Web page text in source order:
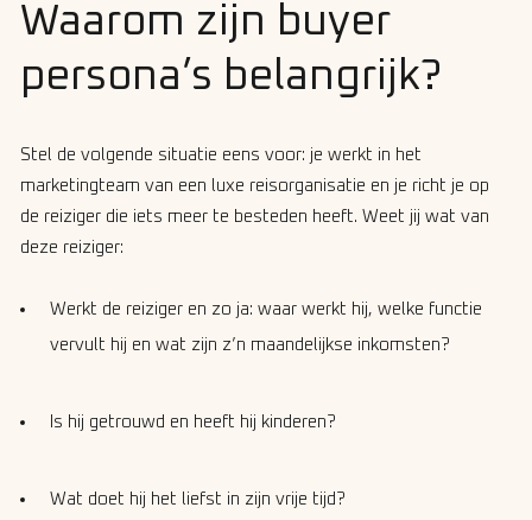
Waarom zijn buyer
persona’s belangrijk?
Stel de volgende situatie eens voor: je werkt in het
marketingteam van een luxe reisorganisatie en je richt je op
de reiziger die iets meer te besteden heeft. Weet jij wat van
deze reiziger:
Werkt de reiziger en zo ja: waar werkt hij, welke functie
vervult hij en wat zijn z’n maandelijkse inkomsten?
Is hij getrouwd en heeft hij kinderen?
Wat doet hij het liefst in zijn vrije tijd?